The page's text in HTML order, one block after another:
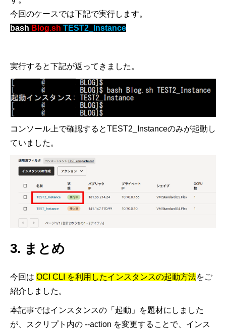
今回のケースでは下記で実行します。
bash Blog.sh TEST2_Instance
実行すると下記が返ってきました。
コンソール上で確認するとTEST2_Instanceのみが起動し
ていました。
3. まとめ
今回は OCI CLI を利用したインスタンスの起動方法をご
紹介しました。
本記事ではインスタンスの「起動」を題材にしました
が、スクリプト内の --action を変更することで、インス